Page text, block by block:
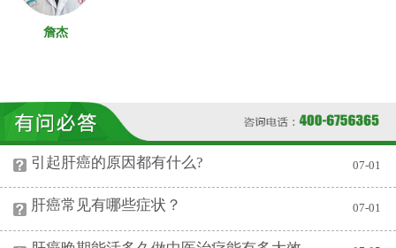
詹杰
07-01
引起肝癌的原因都有什么?
07-01
肝癌常见有哪些症状？